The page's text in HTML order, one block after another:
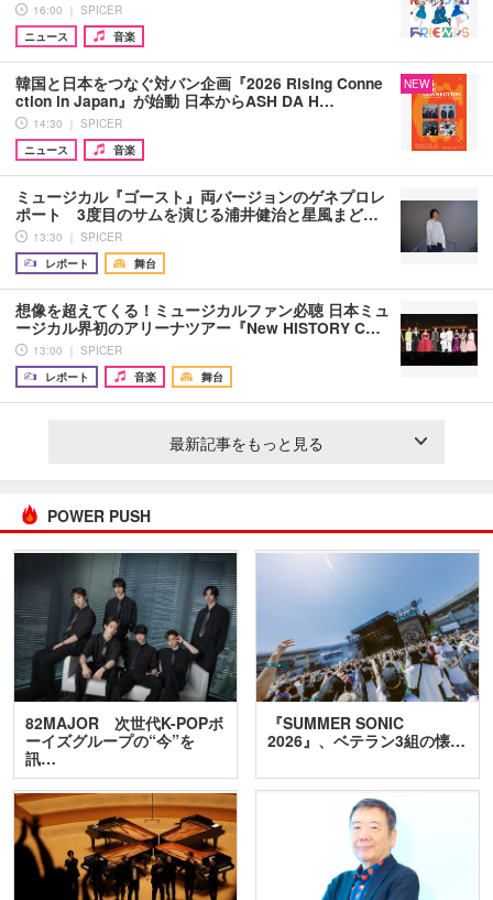
16:00 ｜ SPICER
ニュース
音楽
韓国と日本をつなぐ対バン企画『2026 Rising Conne
ction in Japan』が始動 日本からASH DA H…
14:30 ｜ SPICER
ニュース
音楽
NEW
ミュージカル『ゴースト』両バージョンのゲネプロレ
ポート 3度目のサムを演じる浦井健治と星風まど…
13:30 ｜ SPICER
レポート
舞台
想像を超えてくる！ミュージカルファン必聴 日本ミュ
ージカル界初のアリーナツアー『New HISTORY C…
13:00 ｜ SPICER
レポート
音楽 舞台
最新記事をもっと見る
POWER PUSH
82MAJOR 次世代K-POPボ
ーイズグループの“今”を
訊…
『SUMMER SONIC
2026』、ベテラン3組の懐…